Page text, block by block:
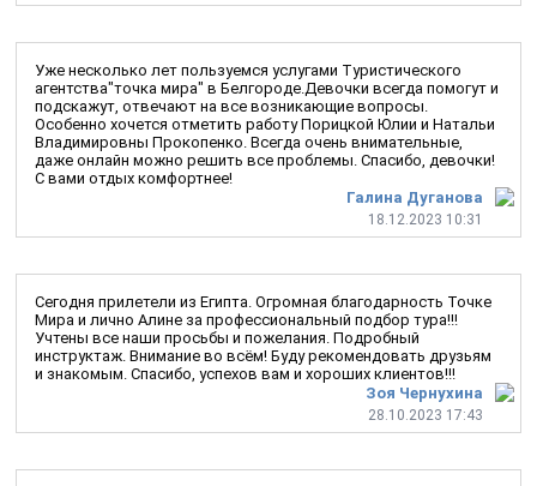
Галина Дуганова
18.12.2023 10:31
Уже несколько лет пользуемся услугами Туристического
агентства"точка мира" в Белгороде.Девочки всегда помогут и
подскажут, отвечают на все возникающие вопросы.
Особенно хочется отметить работу Порицкой Юлии и Натальи
Владимировны Прокопенко. Всегда очень внимательные,
даже онлайн можно решить все проблемы. Спасибо, девочки!
С вами отдых комфортнее!
Зоя Чернухина
28.10.2023 17:43
Сегодня прилетели из Египта. Огромная благодарность Точке
Мира и лично Алине за профессиональный подбор тура!!!
Учтены все наши просьбы и пожелания. Подробный
инструктаж. Внимание во всём! Буду рекомендовать друзьям
и знакомым. Спасибо, успехов вам и хороших клиентов!!!